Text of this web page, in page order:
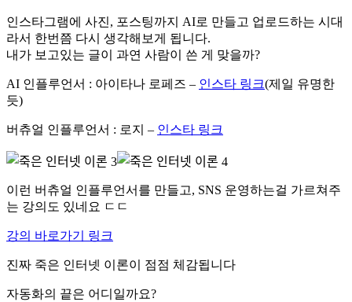
인스타그램에 사진, 포스팅까지 AI로 만들고 업로드하는 시대
라서 한번쯤 다시 생각해보게 됩니다.
내가 보고있는 글이 과연 사람이 쓴 게 맞을까?
AI 인플루언서 : 아이타나 로페즈 – 인스타 링크(제일 유명한
듯)
버츄얼 인플루언서 : 로지 – 인스타 링크
이런 버츄얼 인플루언서를 만들고, SNS 운영하는걸 가르쳐주
는 강의도 있네요 ㄷㄷ
강의 바로가기 링크
진짜 죽은 인터넷 이론이 점점 체감됩니다
자동화의 끝은 어디일까요?